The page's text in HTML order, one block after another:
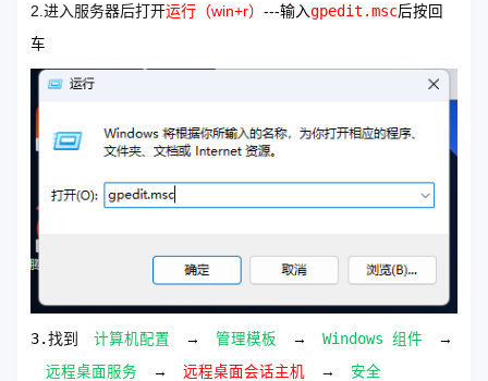
2.进入服务器后打开运行（win+r） ---输入gpedit.msc后按回
车
3.找到 计算机配置 → 管理模板 → Windows 组件
→
远程桌面服务
→ 远程桌面会话主机 → 安全